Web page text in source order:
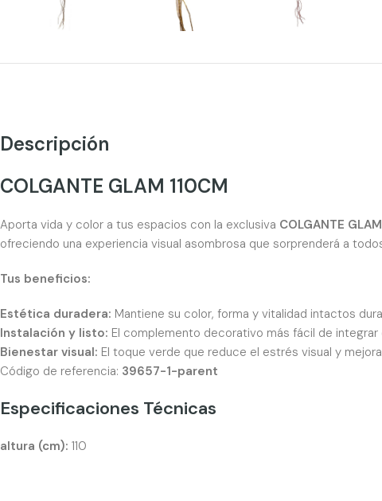
Descripción
COLGANTE GLAM 110CM
Aporta vida y color a tus espacios con la exclusiva COLGANTE
ofreciendo una experiencia visual asombrosa que sorprenderá a
Tus beneficios:
Estética duradera: Mantiene su color, forma y vitalidad intactos
Instalación y listo: El complemento decorativo más fácil de integrar
Bienestar visual: El toque verde que reduce el estrés visual y
Código de referencia: 39657-1-parent
Especificaciones Técnicas
altura (cm): 110